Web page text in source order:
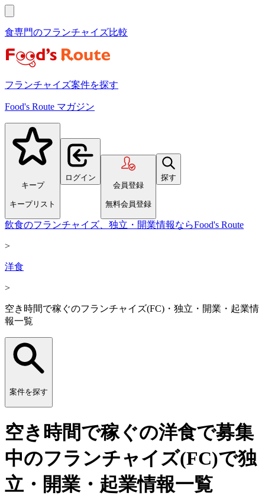
食専門のフランチャイズ比較
フランチャイズ案件を探す
Food's Route マガジン
キープ
キープリスト
ログイン
会員登録
無料会員登録
探す
飲食のフランチャイズ、独立・開業情報ならFood's Route
>
洋食
>
空き時間で稼ぐのフランチャイズ(FC)・独立・開業・起業情
報一覧
案件を探す
空き時間で稼ぐの洋食で募集
中のフランチャイズ(FC)で独
立・開業・起業情報一覧